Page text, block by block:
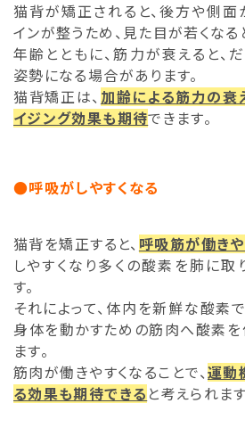
猫背が矯正されると、後方や側面
インが整うため、見た目が若くなる
年齢とともに、筋力が衰えると、
姿勢になる場合があります。
猫背矯正は、 加齢による筋力の衰
イジング効果も期待できます。
●呼吸がしやすくなる
猫背を矯正すると、 呼吸筋が働き
しやすくなり多くの酸素を肺に取
す。
それによって、体内を新鮮な酸素
身体を動かすための筋肉へ酸素を
ます。
筋肉が働きやすくなることで、運動
る効果も期待できる と考えられます